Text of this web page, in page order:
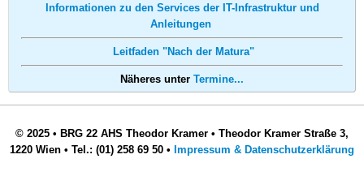
Informationen zu den Services der IT-Infrastruktur und
Anleitungen
Leitfaden "Nach der Matura"
Näheres unter Termine...
© 2025 • BRG 22 AHS Theodor Kramer • Theodor Kramer Straße 3,
1220 Wien • Tel.: (01) 258 69 50 • Impressum & Datenschutzerklärung